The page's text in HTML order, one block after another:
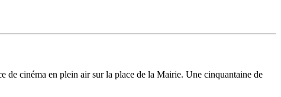
de cinéma en plein air sur la place de la Mairie. Une cinquantaine de